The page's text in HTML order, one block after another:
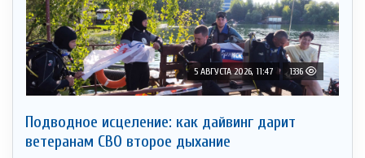
5 АВГУСТА 2026, 11:47 1336
Подводное исцеление: как дайвинг дарит
ветеранам СВО второе дыхание